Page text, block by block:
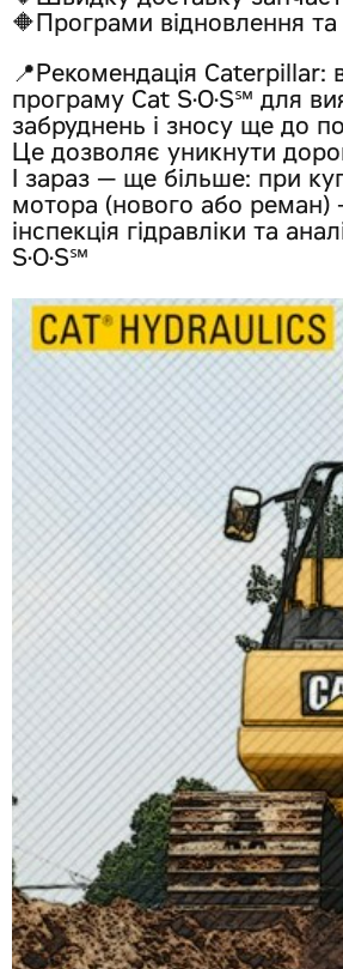
🔶Програми відновлення та
📍Рекомендація Caterpillar:
програму Cat S·O·S℠ для
забруднень і зносу ще до
Це дозволяє уникнути
І зараз — ще більше: при
мотора (нового або реман)
інспекція гідравліки та
S·O·S℠